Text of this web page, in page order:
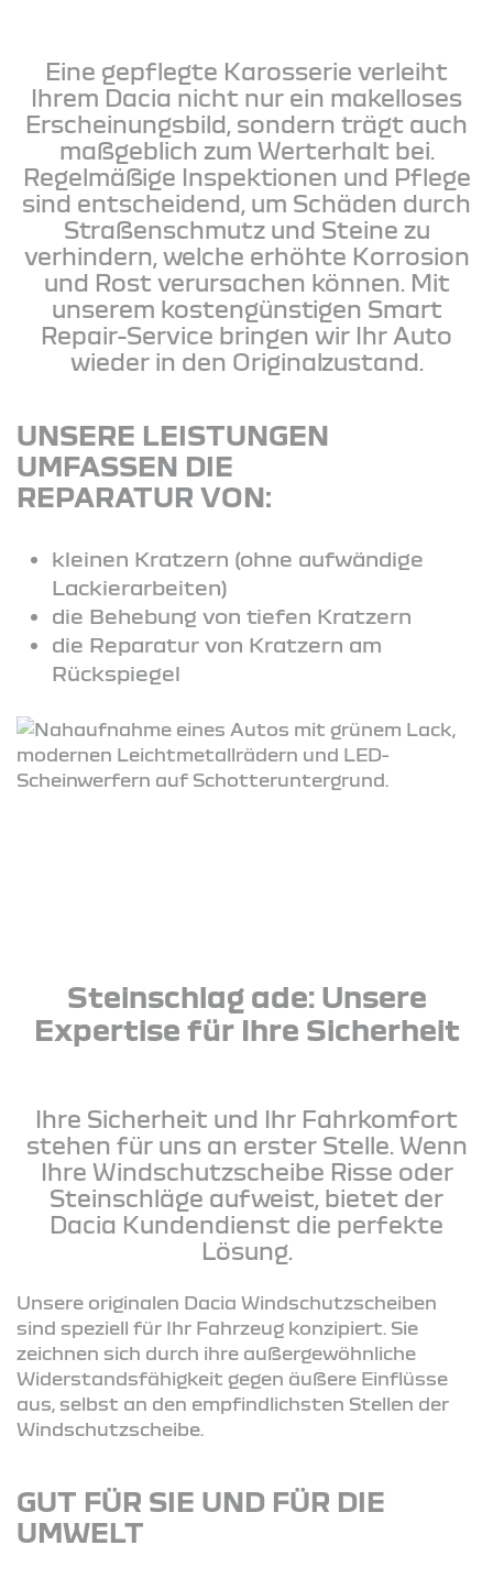
Eine gepflegte Karosserie verleiht
Ihrem Dacia nicht nur ein makelloses
Erscheinungsbild, sondern trägt auch
maßgeblich zum Werterhalt bei.
Regelmäßige Inspektionen und Pflege
sind entscheidend, um Schäden durch
Straßenschmutz und Steine zu
verhindern, welche erhöhte Korrosion
und Rost verursachen können. Mit
unserem kostengünstigen Smart
Repair-Service bringen wir Ihr Auto
wieder in den Originalzustand.
UNSERE LEISTUNGEN
UMFASSEN DIE
REPARATUR VON:
kleinen Kratzern (ohne aufwändige
Lackierarbeiten)
die Behebung von tiefen Kratzern
die Reparatur von Kratzern am
Rückspiegel
Steinschlag ade: Unsere
Expertise für Ihre Sicherheit
Ihre Sicherheit und Ihr Fahrkomfort
stehen für uns an erster Stelle. Wenn
Ihre Windschutzscheibe Risse oder
Steinschläge aufweist, bietet der
Dacia Kundendienst die perfekte
Lösung.
Unsere originalen Dacia Windschutzscheiben
sind speziell für Ihr Fahrzeug konzipiert. Sie
zeichnen sich durch ihre außergewöhnliche
Widerstandsfähigkeit gegen äußere Einflüsse
aus, selbst an den empfindlichsten Stellen der
Windschutzscheibe.
GUT FÜR SIE UND FÜR DIE
UMWELT